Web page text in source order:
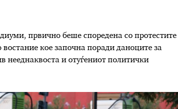
првично беше споредена со протестите
кое започна поради даноците за
нееднаквоста и отуѓениот политички